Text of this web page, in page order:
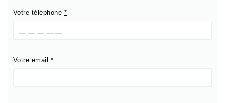
Votre téléphone *
Votre email *